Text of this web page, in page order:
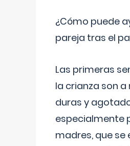
¿Cómo puede
pareja tras el
Las primeras
la crianza son
duras y
especialmente
madres, que se